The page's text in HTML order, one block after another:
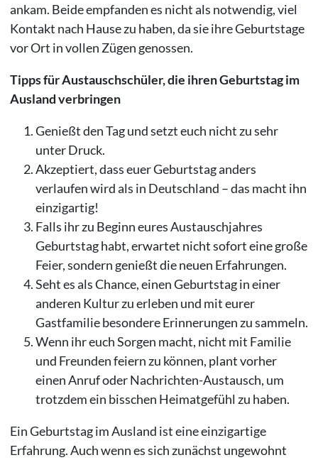
ankam. Beide empfanden es nicht als notwendig, viel
Kontakt nach Hause zu haben, da sie ihre Geburtstage
vor Ort in vollen Zügen genossen.
Tipps für Austauschschüler, die ihren Geburtstag im
Ausland verbringen
Genießt den Tag und setzt euch nicht zu sehr
unter Druck.
Akzeptiert, dass euer Geburtstag anders
verlaufen wird als in Deutschland – das macht ihn
einzigartig!
Falls ihr zu Beginn eures Austauschjahres
Geburtstag habt, erwartet nicht sofort eine große
Feier, sondern genießt die neuen Erfahrungen.
Seht es als Chance, einen Geburtstag in einer
anderen Kultur zu erleben und mit eurer
Gastfamilie besondere Erinnerungen zu sammeln.
Wenn ihr euch Sorgen macht, nicht mit Familie
und Freunden feiern zu können, plant vorher
einen Anruf oder Nachrichten-Austausch, um
trotzdem ein bisschen Heimatgefühl zu haben.
Ein Geburtstag im Ausland ist eine einzigartige
Erfahrung. Auch wenn es sich zunächst ungewohnt